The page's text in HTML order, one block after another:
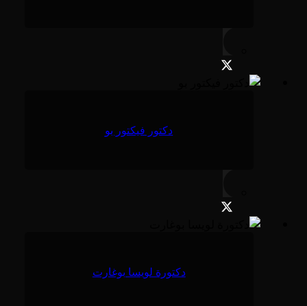
دكتور فيكتور بو
دكتورة لويسا بوغارت